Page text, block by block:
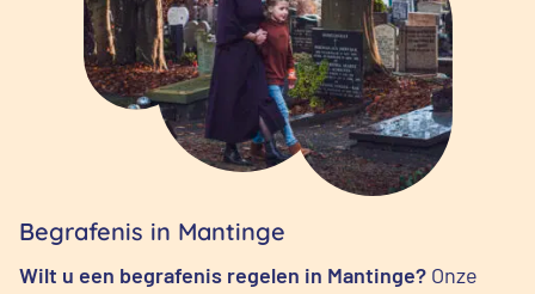
Begrafenis in Mantinge
Wilt u een begrafenis regelen in Mantinge? Onze